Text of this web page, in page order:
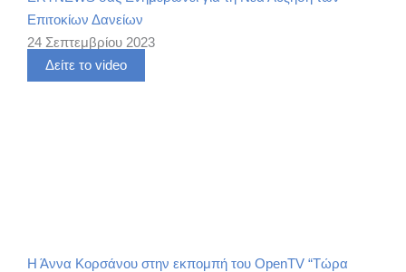
Επιτοκίων Δανείων
24 Σεπτεμβρίου 2023
Δείτε το video
Η Άννα Κορσάνου στην εκπομπή του OpenTV “Τώρα